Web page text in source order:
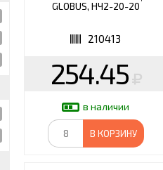
GLOBUS, НЧ2-20-20
210413
254.45
в наличии
В КОРЗИНУ